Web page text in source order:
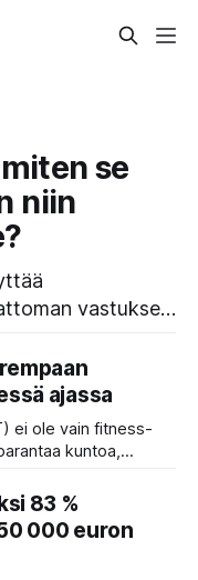
se
niin
vastuksen.
treeni.
ajassa
ei ole vain fitness-
kuntoa,
ajassa. HIIT
laskee
pitkällä
83 %
000 euron